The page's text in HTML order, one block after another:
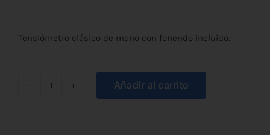
Tensiómetro clásico de mano con fonendo incluido.
Añadir al carrito